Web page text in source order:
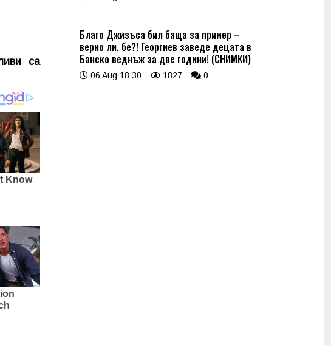
са
Благо Джизъса бил баща за пример –
верно ли, бе?! Георгиев заведе децата в
Банско веднъж за две години! (СНИМКИ)
06 Aug 18:30 1827 0